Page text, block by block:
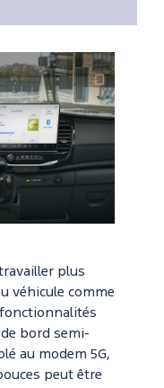
plus
véhicule comme
fonctionnalités
bord semi-
au modem 5G,
peut être